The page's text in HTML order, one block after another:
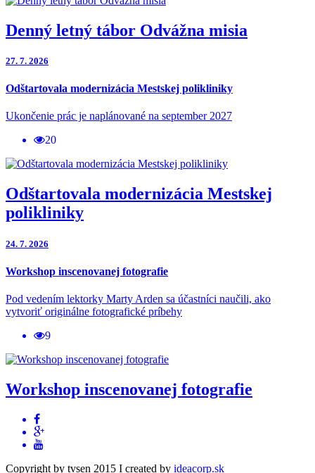
Denný letný tábor Odvážna misia
27. 7. 2026
Odštartovala modernizácia Mestskej polikliniky
Ukončenie prác je naplánované na september 2027
20
Odštartovala modernizácia Mestskej
polikliniky
24. 7. 2026
Workshop inscenovanej fotografie
Pod vedením lektorky Marty Arden sa účastníci naučili, ako
vytvoriť originálne fotografické príbehy
9
Workshop inscenovanej fotografie
Copyright by tvsen 2015 I created by ideacorp.sk